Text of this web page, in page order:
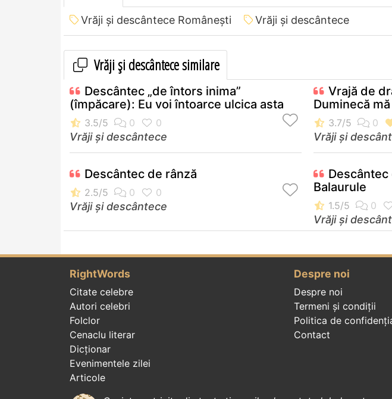
Vrăji și descântece Româneşti Vrăji și descântece
Vrăji și descântece similare
Descântec „de întors inima”
(împăcare): Eu voi întoarce ulcica asta
Vrăji și descântece
Vrajă de
Duminecă
Vrăji și
Descântec de rânză
Vrăji și descântece
Balaurule
Vrăji și
RightWords
Citate celebre
Autori celebri
Folclor
Cenaclu literar
Dicționar
Evenimentele zilei
Articole
Despre noi
Despre noi
Termeni și condiții
Politica de
Contact